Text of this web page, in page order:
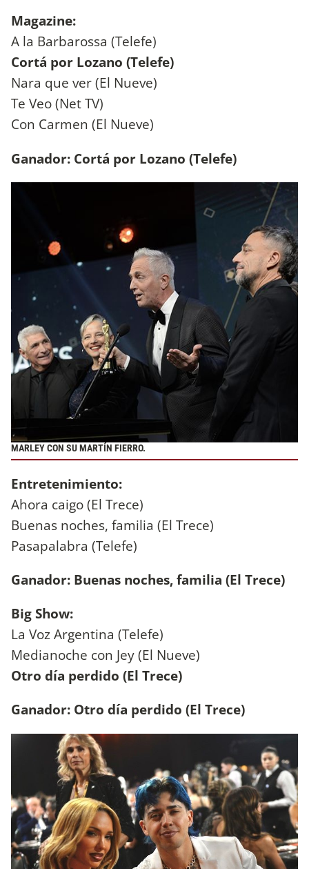
Magazine:
A la Barbarossa (Telefe)
Cortá por Lozano (Telefe)
Nara que ver (El Nueve)
Te Veo (Net TV)
Con Carmen (El Nueve)
Ganador: Cortá por Lozano (Telefe)
MARLEY CON SU MARTÍN FIERRO.
Entretenimiento:
Ahora caigo (El Trece)
Buenas noches, familia (El Trece)
Pasapalabra (Telefe)
Ganador: Buenas noches, familia (El Trece)
Big Show:
La Voz Argentina (Telefe)
Medianoche con Jey (El Nueve)
Otro día perdido (El Trece)
Ganador: Otro día perdido (El Trece)